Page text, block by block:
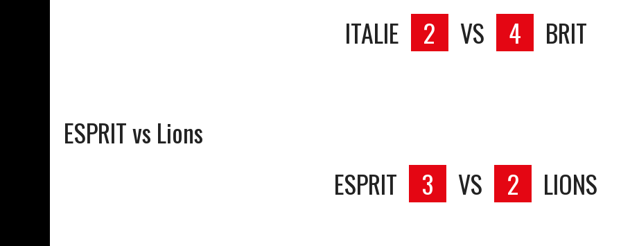
ITALIE
2 VS 4 BRIT
ESPRIT vs Lions
ESPRIT
3 VS 2 LIONS